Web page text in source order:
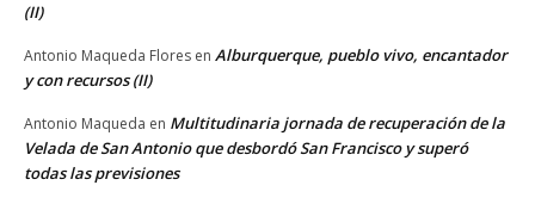
(II)
Antonio Maqueda Flores en Alburquerque, pueblo vivo, encantador
y con recursos (II)
Antonio Maqueda en Multitudinaria jornada de recuperación de la
Velada de San Antonio que desbordó San Francisco y superó
todas las previsiones